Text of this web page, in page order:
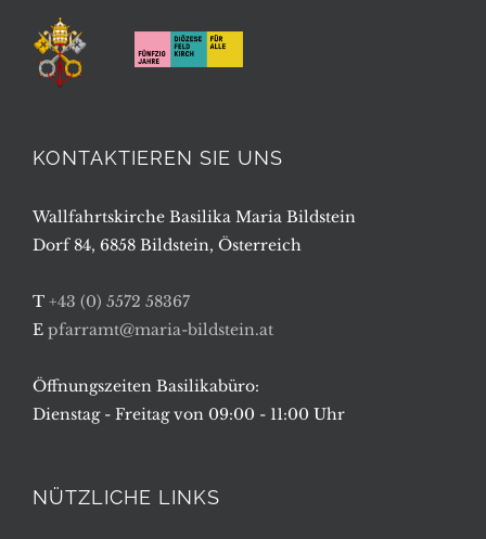
KONTAKTIEREN SIE UNS
Wallfahrtskirche Basilika Maria Bildstein
Dorf 84, 6858 Bildstein, Österreich
T +43 (0) 5572 58367
E pfarramt@maria-bildstein.at
Öffnungszeiten Basilikabüro:
Dienstag - Freitag von 09:00 - 11:00 Uhr
NÜTZLICHE LINKS